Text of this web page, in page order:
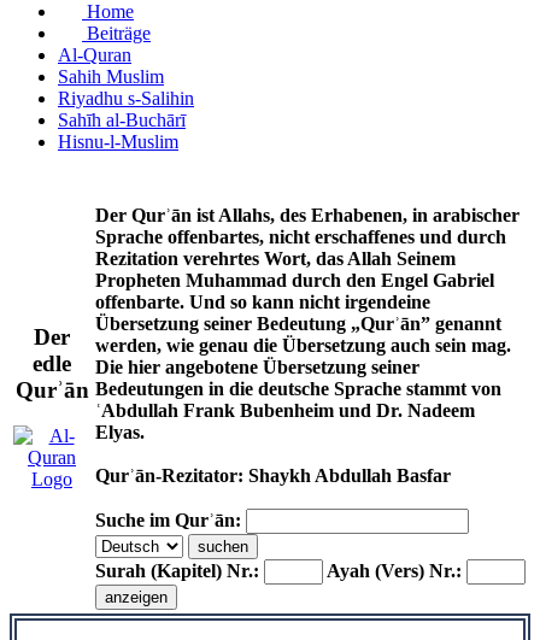
Home
Beiträge
Al-Quran
Sahih Muslim
Riyadhu s-Salihin
Sahīh al-Buchārī
Hisnu-l-Muslim
Der
edle
Qurʾān
Der Qurʾān ist Allahs, des Erhabenen, in arabischer
Sprache offenbartes, nicht erschaffenes und durch
Rezitation verehrtes Wort, das Allah Seinem
Propheten Muhammad durch den Engel Gabriel
offenbarte. Und so kann nicht irgendeine
Übersetzung seiner Bedeutung „Qurʾān” genannt
werden, wie genau die Übersetzung auch sein mag.
Die hier angebotene Übersetzung seiner
Bedeutungen in die deutsche Sprache stammt von
ʿAbdullah Frank Bubenheim und Dr. Nadeem
Elyas.
Qurʾān-Rezitator: Shaykh Abdullah Basfar
Suche im Qurʾān:
Surah (Kapitel) Nr.: Ayah (Vers) Nr.: